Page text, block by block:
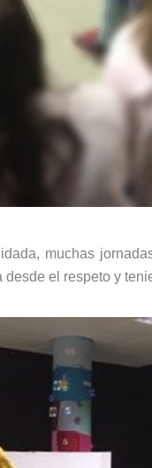
muchas
el respeto y